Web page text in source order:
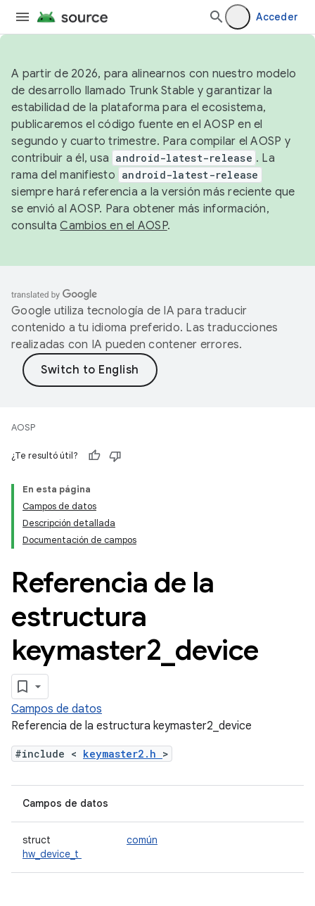
Acceder
A partir de 2026, para alinearnos con nuestro modelo
de desarrollo llamado Trunk Stable y garantizar la
estabilidad de la plataforma para el ecosistema,
publicaremos el código fuente en el AOSP en el
segundo y cuarto trimestre. Para compilar el AOSP y
contribuir a él, usa android-latest-release . La
rama del manifiesto android-latest-release
siempre hará referencia a la versión más reciente que
se envió al AOSP. Para obtener más información,
consultaCambios en el AOSP.
Google utiliza tecnología de IA para traducir
contenido a tu idioma preferido. Las traducciones
realizadas con IA pueden contener errores.
AOSP
¿Te resultó útil?
En esta página
Campos de datos
Descripción detallada
Documentación de campos
Referencia de la
estructura
keymaster2 device
Campos de datos
Referencia de la estructura keymaster2_device
#include < keymaster2.h >
Campos de datos
struct
hw_device_t
común